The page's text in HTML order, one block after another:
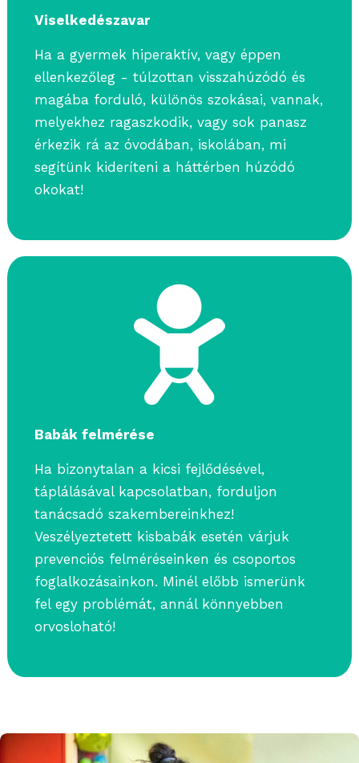
Viselkedészavar
Ha a gyermek hiperaktív, vagy éppen
ellenkezőleg - túlzottan visszahúzódó és
magába forduló, különös szokásai, vannak,
melyekhez ragaszkodik, vagy sok panasz
érkezik rá az óvodában, iskolában, mi
segítünk kideríteni a háttérben húzódó
okokat!
Babák felmérése
Ha bizonytalan a kicsi fejlődésével,
táplálásával kapcsolatban, forduljon
tanácsadó szakembereinkhez!
Veszélyeztetett kisbabák esetén várjuk
prevenciós felméréseinken és csoportos
foglalkozásainkon. Minél előbb ismerünk
fel egy problémát, annál könnyebben
orvosloható!